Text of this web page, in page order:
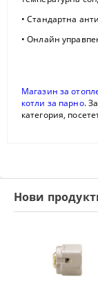
• Стандартна
• Онлайн
Магазин за
котли за парно.
категория,
Нови